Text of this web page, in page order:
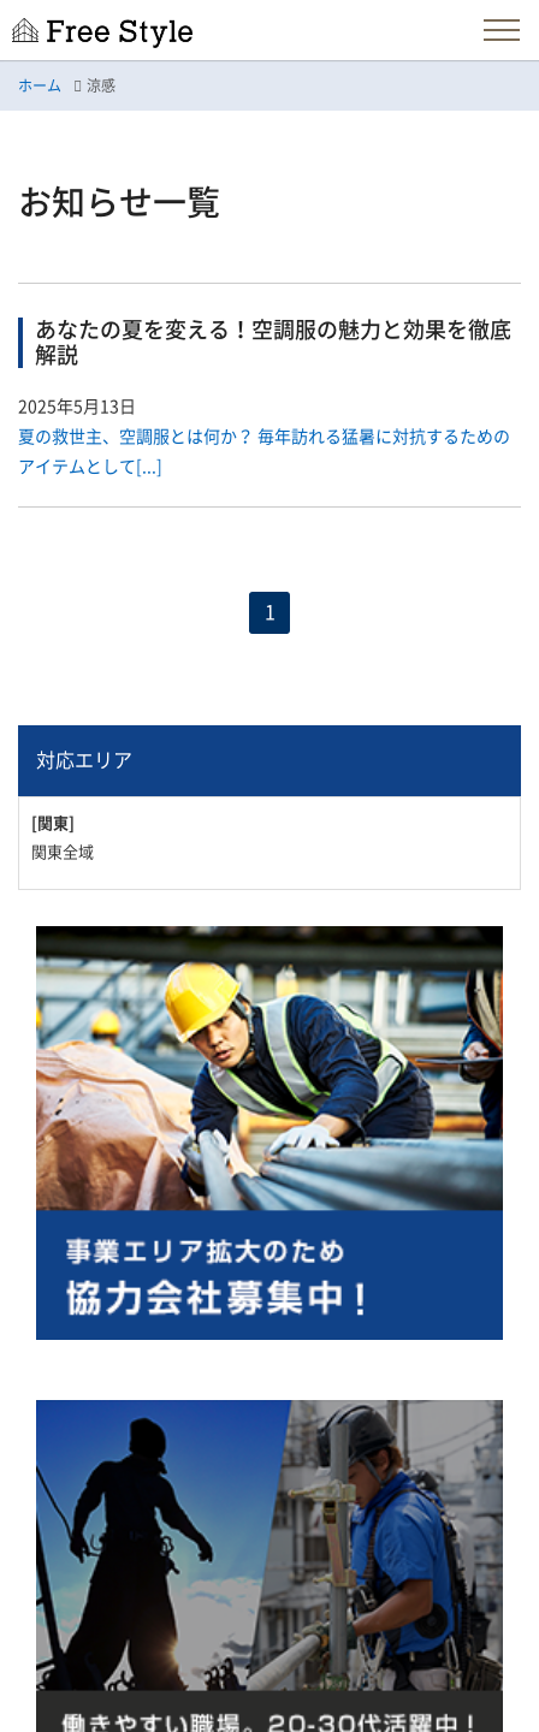
ホーム 涼感
お知らせ一覧
あなたの夏を変える！空調服の魅力と効果を徹底
解説
2025年5月13日
夏の救世主、空調服とは何か？ 毎年訪れる猛暑に対抗するための
アイテムとして[...]
1
対応エリア
[関東]
関東全域